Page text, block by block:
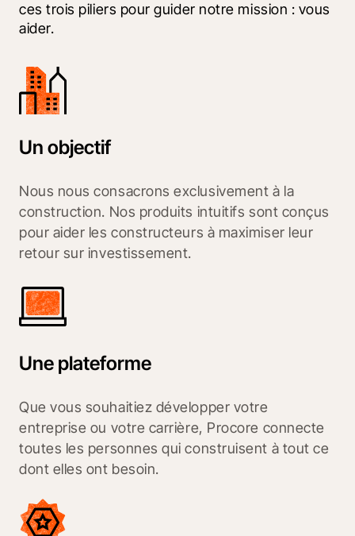
ces trois piliers pour guider notre mission : vous
aider.
Un objectif
Nous nous consacrons exclusivement à la
construction. Nos produits intuitifs sont conçus
pour aider les constructeurs à maximiser leur
retour sur investissement.
Une plateforme
Que vous souhaitiez développer votre
entreprise ou votre carrière, Procore connecte
toutes les personnes qui construisent à tout ce
dont elles ont besoin.